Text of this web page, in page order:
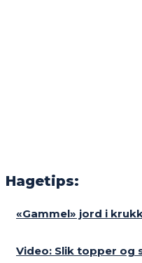
Hagetips:
«Gammel» jord i
Video: Slik topper og